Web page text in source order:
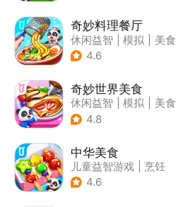
奇妙料理餐厅
休闲益智 模拟
美食
| 宝宝巴士
4.6
奇妙世界美食
休闲益智 模拟
美食
| 宝宝巴士
4.8
中华美食
儿童益智游戏
烹饪
4.6